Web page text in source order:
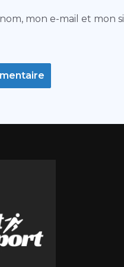
mon e-mail et mon